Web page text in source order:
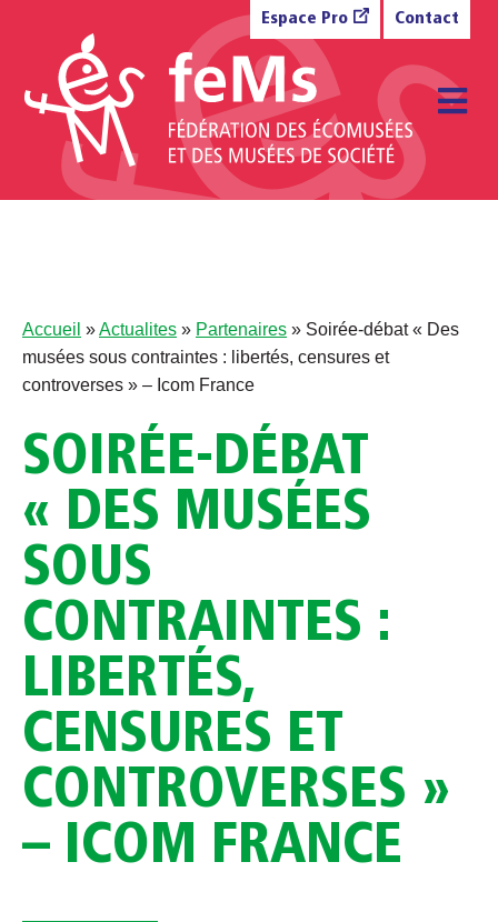
Espace Pro Contact
Accueil »Actualites » Partenaires » Soirée-débat « Des
musées sous contraintes : libertés, censures et
controverses » – Icom France
SOIRÉE-DÉBAT
« DES MUSÉES
SOUS
CONTRAINTES :
LIBERTÉS,
CENSURES ET
CONTROVERSES »
– ICOM FRANCE